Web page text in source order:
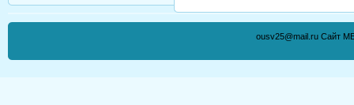
ousv25@mail.ru Сайт